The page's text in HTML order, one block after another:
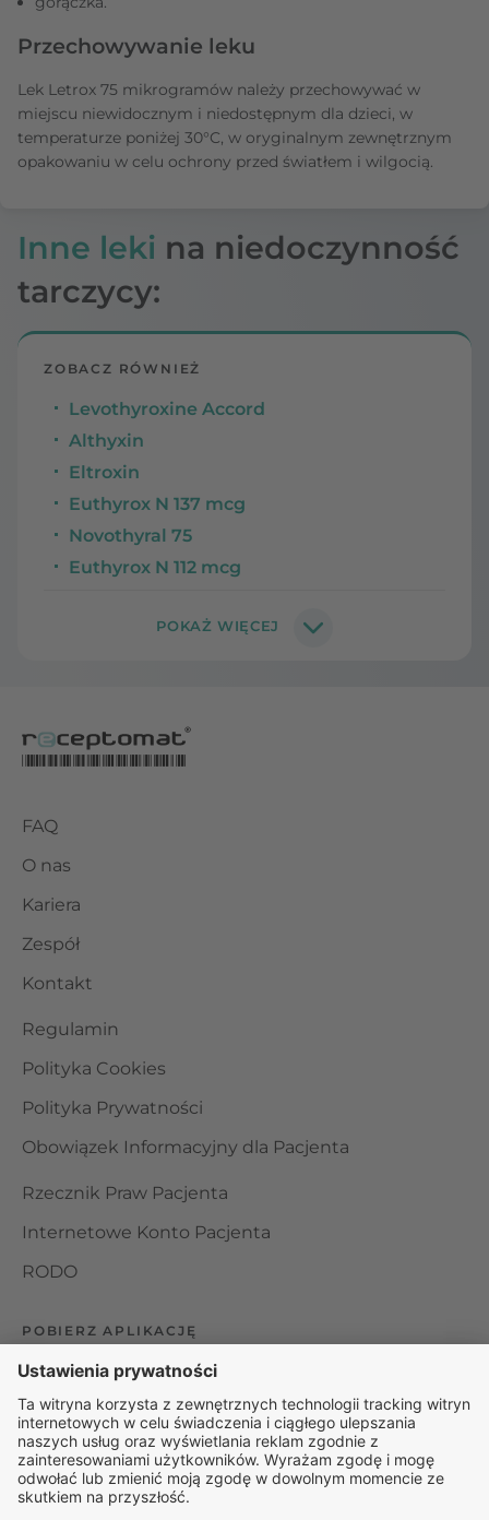
Przechowywanie leku
Lek Letrox 75 mikrogramów należy przechowywać w
miejscu niewidocznym i niedostępnym dla dzieci, w
temperaturze poniżej 30°C, w oryginalnym zewnętrznym
opakowaniu w celu ochrony przed światłem i wilgocią.
Inne leki na niedoczynność
tarczycy:
ZOBACZ RÓWNIEŻ
Levothyroxine Accord
Althyxin
Eltroxin
Euthyrox N 137 mcg
Novothyral 75
Euthyrox N 112 mcg
FAQ
O nas
Kariera
Zespół
Kontakt
Regulamin
Polityka Cookies
Polityka Prywatności
Obowiązek Informacyjny dla Pacjenta
Rzecznik Praw Pacjenta
Internetowe Konto Pacjenta
RODO
POBIERZ APLIKACJĘ
Organizator udzielania świadczeń telemedycznych jest
podmiotem leczniczym w rozumieniu ustawy z dnia 15
kwietnia 2011 roku o działalności leczniczej, wpisanym do
rejestru podmiotów wykonujących działalność leczniczą pod